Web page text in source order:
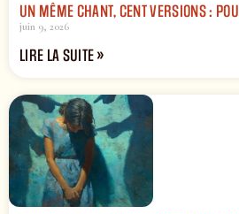
UN MÊME CHANT, CENT VERSIONS :
juin 9, 2026
LIRE LA SUITE »